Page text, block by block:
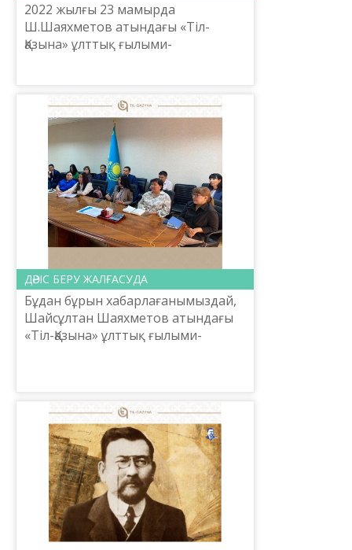
2022 жылғы 23 мамырда
Ш.Шаяхметов атындағы «Тіл-
Қазына» ұлттық ғылыми-
лингвистикалық сараптамашылар
тобына арнап онлайн режимде се...
ДӘРІС БЕРУ ЖАЛҒАСУДА
Бұдан бұрын хабарлағанымыздай,
Шайсұлтан Шаяхметов атындағы
«Тіл-Қазына» ұлттық ғылыми-